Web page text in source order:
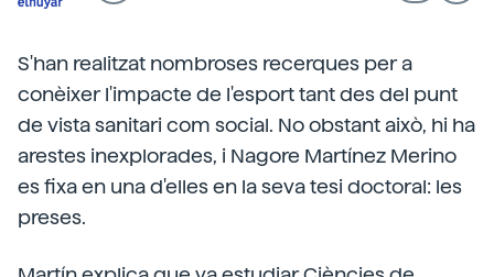
S'han realitzat nombroses recerques per a
conèixer l'impacte de l'esport tant des del punt
de vista sanitari com social. No obstant això, hi ha
arestes inexplorades, i Nagore Martínez Merino
es fixa en una d'elles en la seva tesi doctoral: les
preses.